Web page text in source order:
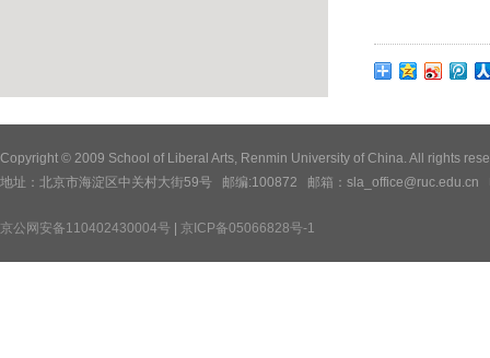
Copyright © 2009 School of Liberal Arts, Renmin University of China. All rights
地址：北京市海淀区中关村大街59号 邮编:100872 邮箱：
京公网安备110402430004号 京ICP备05066828号-1